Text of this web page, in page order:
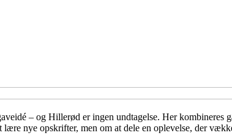
– og Hillerød er ingen undtagelse. Her kombineres
nye opskrifter, men om at dele en oplevelse, der